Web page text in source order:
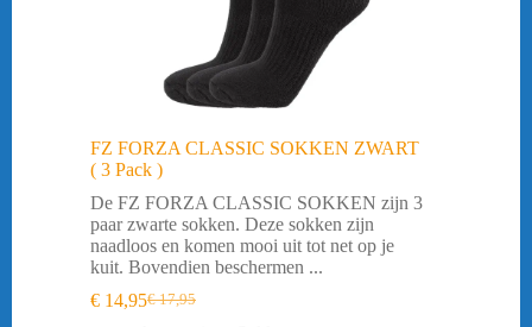
FZ FORZA CLASSIC SOKKEN ZWART
( 3 Pack )
De FZ FORZA CLASSIC SOKKEN zijn 3
paar zwarte sokken. Deze sokken zijn
naadloos en komen mooi uit tot net op je
kuit. Bovendien beschermen ...
€17,95
Oorspronkelijke
€ 14,95Huidige